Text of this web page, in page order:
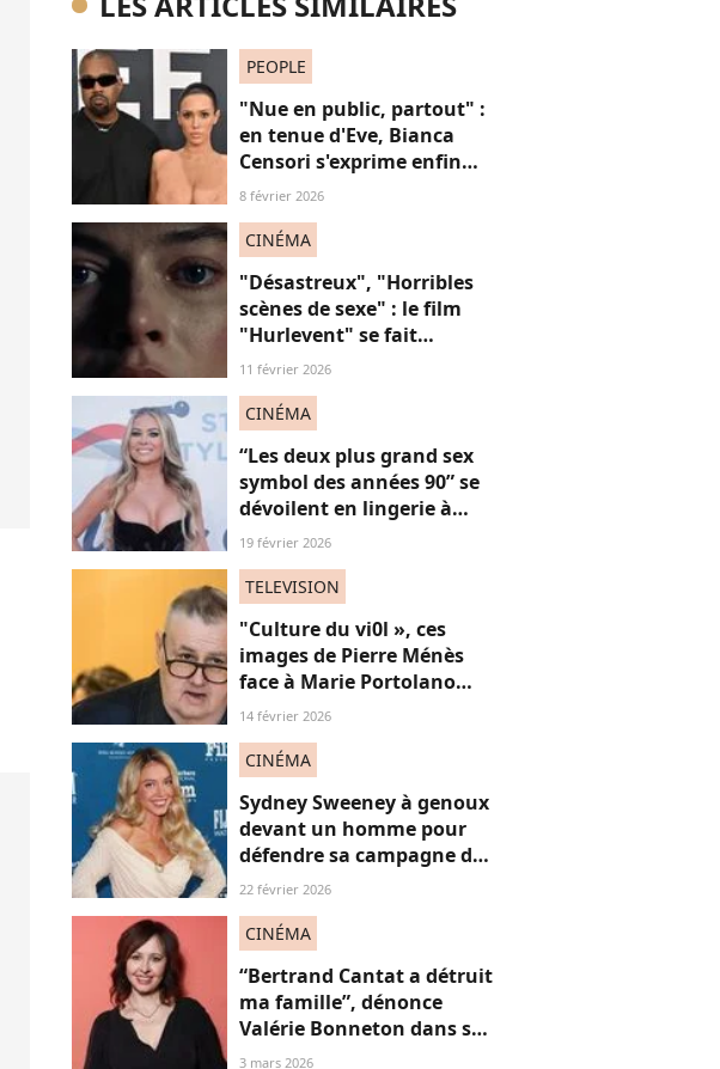
PEOPLE
"Nue en public, partout" :
en tenue d'Eve, Bianca
Censori s'exprime enfin
sur ses tenues sulfureuses
toxique" avec Kanye West
8 février 2026
CINÉMA
"Désastreux", "Horribles
scènes de sexe" : le film
"Hurlevent" se fait
détruire par la presse, et si
sexistes ?
11 février 2026
CINÉMA
“Les deux plus grand sex
symbol des années 90” se
dévoilent en lingerie à
plus de 50 ans, face au
19 février 2026
TELEVISION
"Culture du vi0l », ces
images de Pierre Ménès
face à Marie Portolano
refont surface et choquent
14 février 2026
CINÉMA
Sydney Sweeney à genoux
devant un homme pour
défendre sa campagne de
lingerie : on en a marre ou
22 février 2026
CINÉMA
“Bertrand Cantat a détruit
ma famille”, dénonce
Valérie Bonneton dans son
hommage à Marie
3 mars 2026